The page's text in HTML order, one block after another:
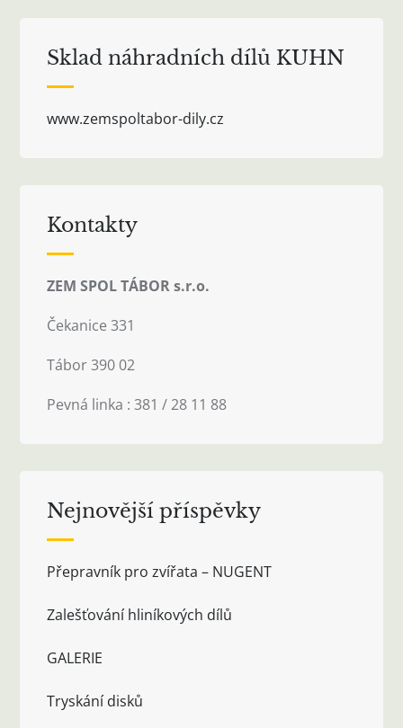
Sklad náhradních dílů KUHN
www.zemspoltabor-dily.cz
Kontakty
ZEM SPOL TÁBOR s.r.o.
Čekanice 331
Tábor 390 02
Pevná linka : 381 / 28 11 88
Nejnovější příspěvky
Přepravník pro zvířata – NUGENT
Zalešťování hliníkových dílů
GALERIE
Tryskání disků